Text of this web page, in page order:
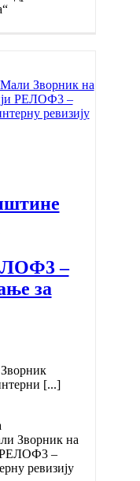
Зворник на
РЕЛОФ3 –
ревизију
–
за
[...]
Зворник на
РЕЛОФ3 –
ревизију